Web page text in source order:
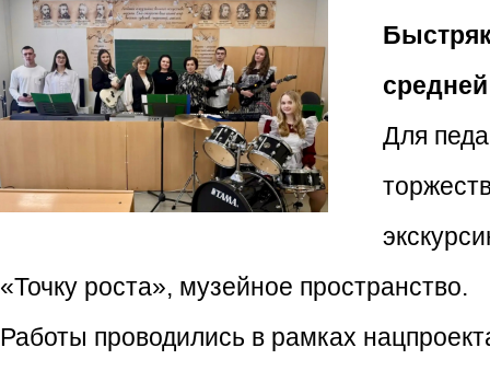
Для
«Точку роста», музейное пространство.
Работы проводились в рамках